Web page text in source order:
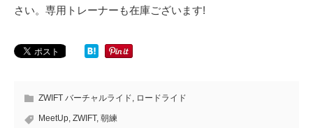
さい。専用トレーナーも在庫ございます!
ZWIFT バーチャルライド, ロードライド
MeetUp, ZWIFT, 朝練